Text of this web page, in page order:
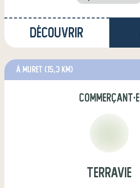
Découvrir
à Muret (15,3 km)
commerçant·e
terravie